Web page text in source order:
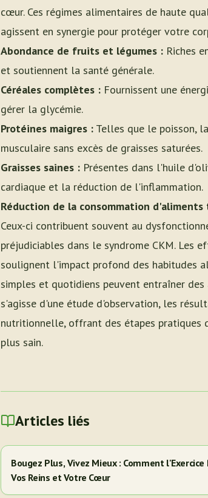
cœur. Ces régimes alimentaires de haute
agissent en synergie pour protéger votre
Abondance de fruits et légumes : Riches
et soutiennent la santé générale.
Céréales complètes : Fournissent une
gérer la glycémie.
Protéines maigres : Telles que le poisson,
musculaire sans excès de graisses saturées.
Graisses saines : Présentes dans l'huile
cardiaque et la réduction de l'inflammation.
Réduction de la consommation
Ceux-ci contribuent souvent au
préjudiciables dans le syndrome CKM. Les
soulignent l'impact profond des habitudes
simples et quotidiens peuvent entraîner
s'agisse d'une étude d'observation, les
nutritionnelle, offrant des étapes pratiques
plus sain.
Articles liés
Bougez Plus, Vivez Mieux : Comment
Vos Reins et Votre Cœur